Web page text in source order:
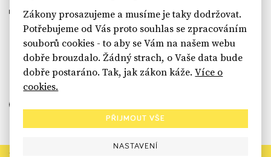
sinfin.digital
Zákony prosazujeme a musíme je taky dodržovat.
Potřebujeme od Vás proto souhlas se zpracováním
souborů cookies - to aby se Vám na našem webu
dobře brouzdalo. Žádný strach, o Vaše data bude
dobře postaráno. Tak, jak zákon káže.Více o
cookies.
PŘIJMOUT VŠE
NASTAVENÍ